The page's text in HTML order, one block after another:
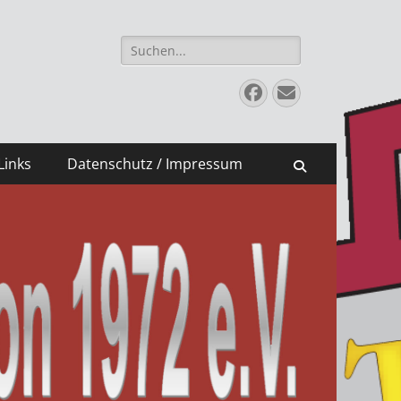
Suche
nach:
Facebook
E-
Mail
Datenschutz / Impressum Suchen